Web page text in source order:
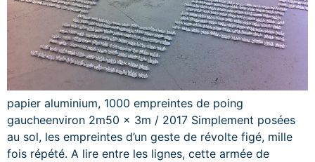
papier aluminium, 1000 empreintes de poing
gaucheenviron 2m50 x 3m / 2017 Simplement posées
au sol, les empreintes d’un geste de révolte figé, mille
fois répété. A lire entre les lignes, cette armée de